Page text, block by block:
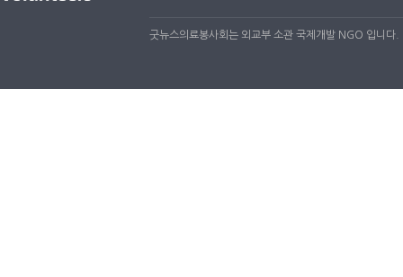
굿뉴스의료봉사회는 외교부 소관 국제개발 NGO 입니다.